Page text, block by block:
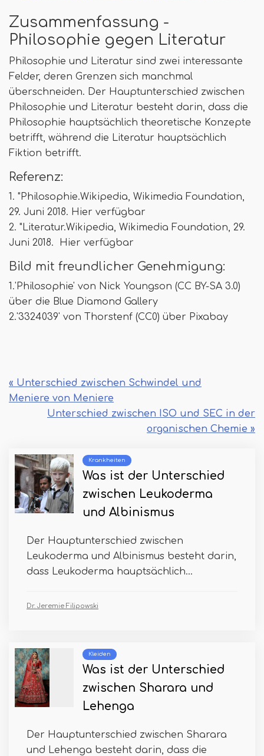
Zusammenfassung -
Philosophie gegen Literatur
Philosophie und Literatur sind zwei interessante
Felder, deren Grenzen sich manchmal
überschneiden. Der Hauptunterschied zwischen
Philosophie und Literatur besteht darin, dass die
Philosophie hauptsächlich theoretische Konzepte
betrifft, während die Literatur hauptsächlich
Fiktion betrifft.
Referenz:
1. "Philosophie.Wikipedia, Wikimedia Foundation,
29. Juni 2018. Hier verfügbar
2. "Literatur.Wikipedia, Wikimedia Foundation, 29.
Juni 2018. Hier verfügbar
Bild mit freundlicher Genehmigung:
1.'Philosophie' von Nick Youngson (CC BY-SA 3.0)
über die Blue Diamond Gallery
2.'3324039' von Thorstenf (CC0) über Pixabay
« Unterschied zwischen Schwindel und
Meniere von Meniere
Unterschied zwischen ISO und SEC in der
organischen Chemie »
Krankheiten
Was ist der Unterschied
zwischen Leukoderma
und Albinismus
Der Hauptunterschied zwischen
Leukoderma und Albinismus besteht darin,
dass Leukoderma hauptsächlich...
Dr. Jeremie Filipowski
Kleiden
Was ist der Unterschied
zwischen Sharara und
Lehenga
Der Hauptunterschied zwischen Sharara
und Lehenga besteht darin, dass die